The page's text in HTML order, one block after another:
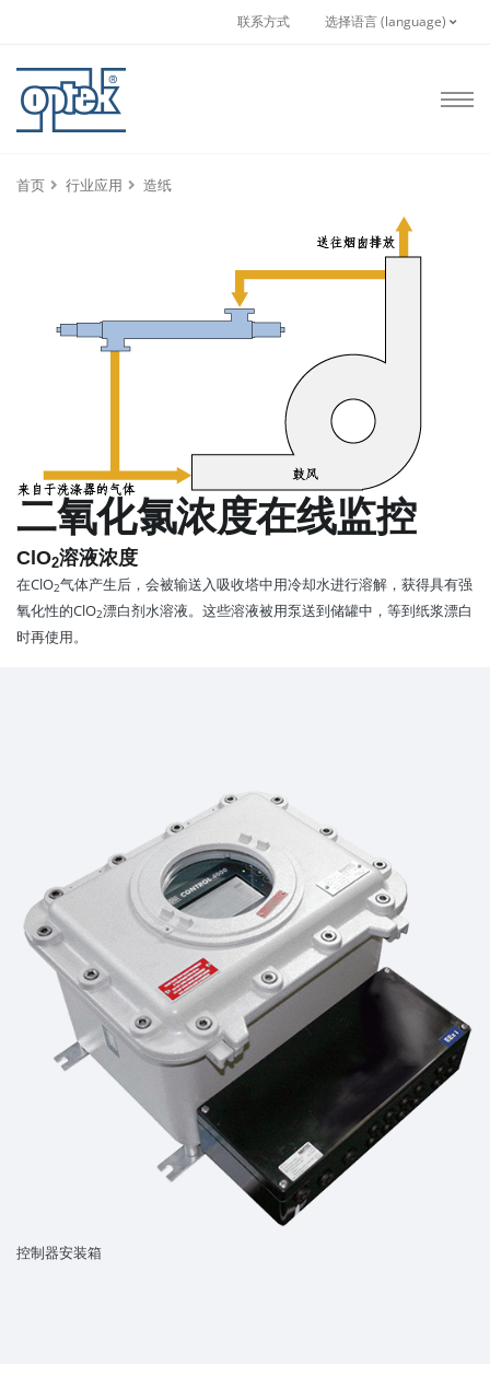
联系方式 选择语言 (language)
首页 行业应用 造纸
二氧化氯浓度在线监控
ClO2溶液浓度
在ClO2气体产生后，会被输送入吸收塔中用冷却水进行溶解，获得具有强
氧化性的ClO2漂白剂水溶液。这些溶液被用泵送到储罐中，等到纸浆漂白
时再使用。
控制器安装箱